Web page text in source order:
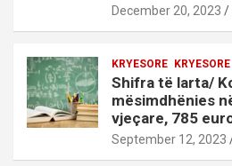
December 20, 2023
KRYESORE KRYESORE
Shifra të larta/
mësimdhënies
vjeçare, 785
September 12, 2023